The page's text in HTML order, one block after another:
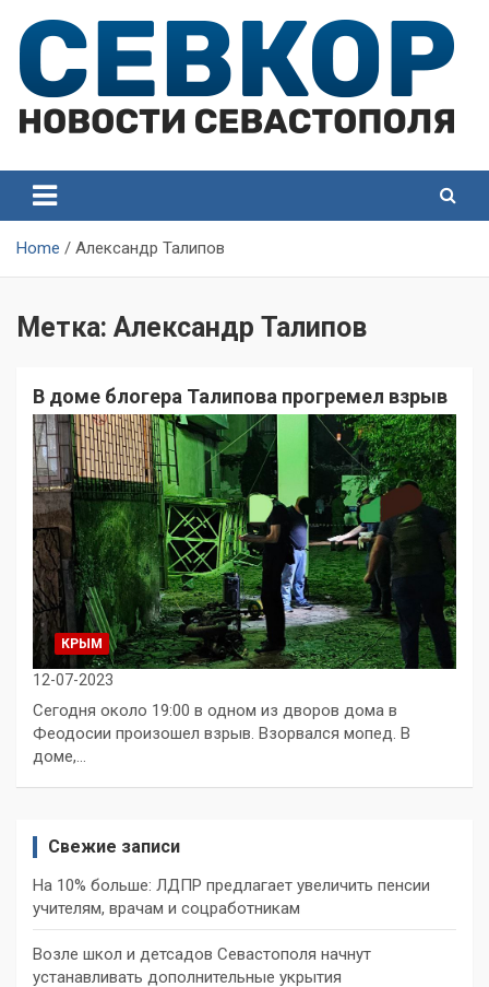
content
Севастополя
Севастополя
Home Александр Талипов
Метка: Александр Талипов
В доме блогера Талипова прогремел взрыв
КРЫМ
12-07-2023
Сегодня около 19:00 в одном из дворов дома в
Феодосии произошел взрыв. Взорвался мопед. В
доме,…
Свежие записи
На 10% больше: ЛДПР предлагает увеличить пенсии
учителям, врачам и соцработникам
Возле школ и детсадов Севастополя начнут
устанавливать дополнительные укрытия